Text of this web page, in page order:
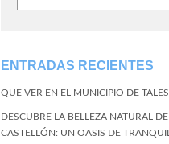
ENTRADAS RECIENTES
QUE VER EN EL MUNICIPIO DE
DESCUBRE LA BELLEZA NATURAL
CASTELLÓN: UN OASIS DE